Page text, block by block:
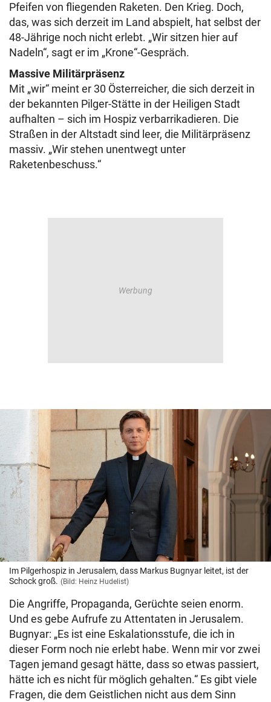
Pfeifen von fliegenden Raketen. Den Krieg. Doch,
das, was sich derzeit im Land abspielt, hat selbst der
48-Jährige noch nicht erlebt. „Wir sitzen hier auf
Nadeln“, sagt er im „Krone“-Gespräch.
Massive Militärpräsenz
Mit „wir“ meint er 30 Österreicher, die sich derzeit in
der bekannten Pilger-Stätte in der Heiligen Stadt
aufhalten – sich im Hospiz verbarrikadieren. Die
Straßen in der Altstadt sind leer, die Militärpräsenz
massiv. „Wir stehen unentwegt unter
Raketenbeschuss.“
Im Pilgerhospiz in Jerusalem, dass Markus Bugnyar leitet, ist der
Schock groß. (Bild: Heinz Hudelist)
Die Angriffe, Propaganda, Gerüchte seien enorm.
Und es gebe Aufrufe zu Attentaten in Jerusalem.
Bugnyar: „Es ist eine Eskalationsstufe, die ich in
dieser Form noch nie erlebt habe. Wenn mir vor zwei
Tagen jemand gesagt hätte, dass so etwas passiert,
hätte ich es nicht für möglich gehalten.“ Es gibt viele
Fragen, die dem Geistlichen nicht aus dem Sinn